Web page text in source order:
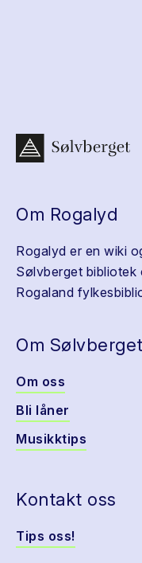
Om Rogalyd
Rogalyd er en wiki
Sølvberget
Rogaland
Om Sølvberget
Om oss
Bli låner
Musikktips
Kontakt oss
Tips oss!